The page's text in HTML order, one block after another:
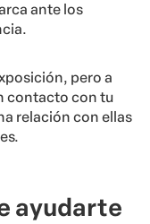
ante los
pero a
contacto con tu
relación con ellas
ayudarte